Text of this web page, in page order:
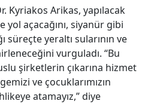
Kyriakos Arikas, yapılacak
açacağını, siyanür gibi
süreçte yeraltı sularının ve
vurguladı. “Bu
şirketlerin çıkarına hizmet
ve çocuklarımızın
atamayız,” diye